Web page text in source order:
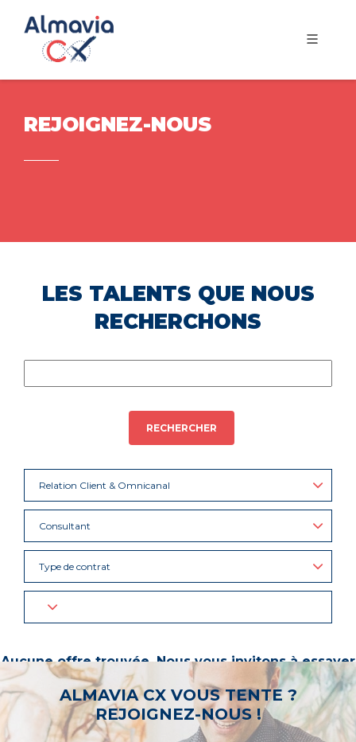
REJOIGNEZ-NOUS
LES TALENTS QUE NOUS
RECHERCHONS
RECHERCHER
Relation Client & Omnicanal
Consultant
Type de contrat
Aucune offre trouvée. Nous vous invitons à essayer
d’autres mots-clés ou à sélectionner un « métier ».
ALMAVIA CX VOUS TENTE ?
REJOIGNEZ-NOUS !